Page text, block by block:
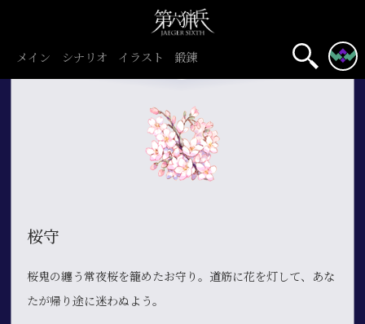
メイン シナリオ イラスト 鍛錬
桜守
桜鬼の纏う常夜桜を籠めたお守り。道筋に花を灯して、あな
たが帰り途に迷わぬよう。